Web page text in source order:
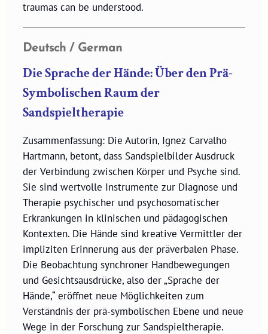
traumas can be understood.
Deutsch / German
Die Sprache der Hände: Über den Prä-
Symbolischen Raum der
Sandspieltherapie
Zusammenfassung: Die Autorin, Ignez Carvalho
Hartmann, betont, dass Sandspielbilder Ausdruck
der Verbindung zwischen Körper und Psyche sind.
Sie sind wertvolle Instrumente zur Diagnose und
Therapie psychischer und psychosomatischer
Erkrankungen in klinischen und pädagogischen
Kontexten. Die Hände sind kreative Vermittler der
impliziten Erinnerung aus der präverbalen Phase.
Die Beobachtung synchroner Handbewegungen
und Gesichtsausdrücke, also der „Sprache der
Hände,“ eröffnet neue Möglichkeiten zum
Verständnis der prä-symbolischen Ebene und neue
Wege in der Forschung zur Sandspieltherapie.